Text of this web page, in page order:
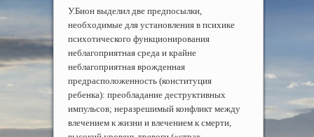
У.Бион выделил две предпосылки,
необходимые для установления в психике
психотического функционирования
неблагоприятная среда и крайне
неблагоприятная врожденная
предрасположенность (конституция
ребенка): преобладание деструктивных
импульсов; неразрешимый конфликт между
влечением к жизни и влечением к смерти,